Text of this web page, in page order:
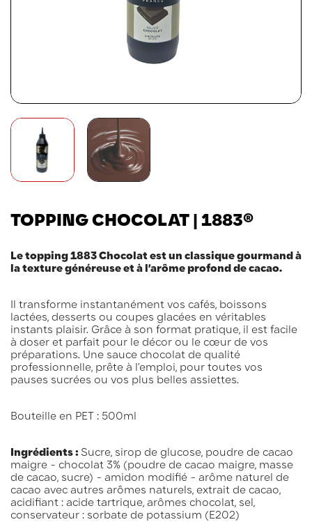
TOPPING CHOCOLAT | 1883®
Le topping 1883 Chocolat est un classique gourmand à
la texture généreuse et à l’arôme profond de cacao.
Il transforme instantanément vos cafés, boissons
lactées, desserts ou coupes glacées en véritables
instants plaisir. Grâce à son format pratique, il est facile
à doser et parfait pour le décor ou le cœur de vos
préparations. Une sauce chocolat de qualité
professionnelle, prête à l’emploi, pour toutes vos
pauses sucrées ou vos plus belles assiettes.
Bouteille en PET : 500ml
Ingrédients : Sucre, sirop de glucose, poudre de cacao
maigre - chocolat 3% (poudre de cacao maigre, masse
de cacao, sucre) - amidon modifié - arôme naturel de
cacao avec autres arômes naturels, extrait de cacao,
acidifiant : acide tartrique, arômes chocolat, sel,
conservateur : sorbate de potassium (E202)